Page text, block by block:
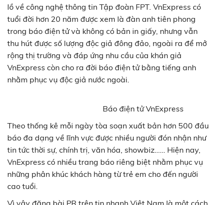
lồ về công nghệ thông tin Tập đoàn FPT. VnExpress có
tuổi đời hơn 20 năm được xem là đàn anh tiên phong
trong báo điện tử và không có bản in giấy, nhưng vẫn
thu hút được số lượng độc giả đông đảo, ngoài ra để mở
rộng thị trường và đáp ứng nhu cầu của khán giả
VnExpress còn cho ra đời báo điện tử bằng tiếng anh
nhằm phục vụ độc giả nước ngoài.
Báo điện tử VnExpress
Theo thống kê mỗi ngày tòa soạn xuất bản hơn 500 đầu
báo đa dạng về lĩnh vực được nhiều người đón nhận như
tin tức thời sự, chính trị, văn hóa, showbiz…… Hiện nay,
VnExpress có nhiều trang báo riêng biệt nhằm phục vụ
những phân khúc khách hàng từ trẻ em cho đến người
cao tuổi.
Vì vậy đăng bài PR trên tin nhanh Việt Nam là một cách